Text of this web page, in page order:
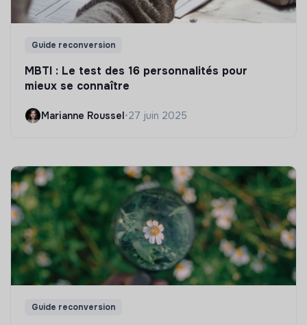
Guide reconversion
MBTI : Le test des 16 personnalités pour
mieux se connaître
Marianne Roussel•27 juin 2025
Guide reconversion